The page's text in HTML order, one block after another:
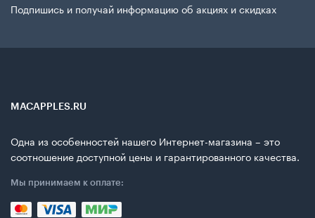
Подпишись и получай информацию об акциях и скидках
MACAPPLES.RU
Одна из особенностей нашего Интернет-магазина – это
соотношение доступной цены и гарантированного качества.
Мы принимаем к оплате: